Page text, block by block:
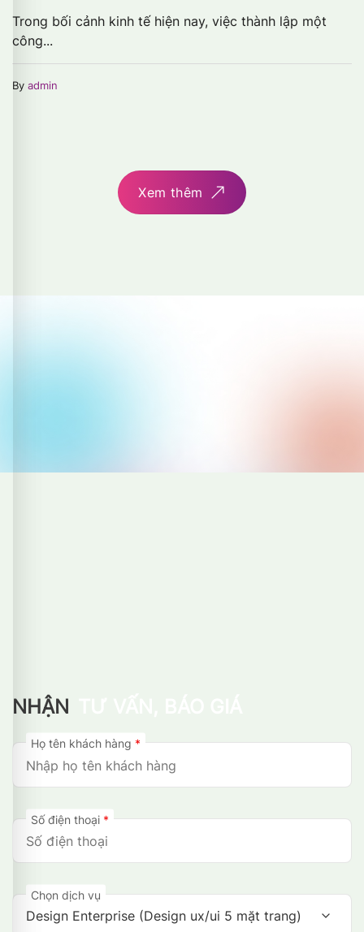
Trong bối cảnh kinh tế hiện nay, việc thành lập một
công...
By admin
Xem thêm
NHẬN
Họ tên khách hàng *
Số điện thoại *
Chọn dịch vụ